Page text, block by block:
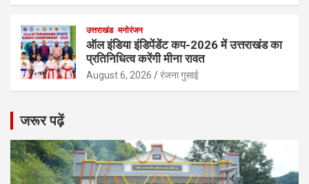
उत्तराखंड मनोरंजन
ऑल इंडिया इंडिपेंडेंट कप-2026 में उत्तराखंड का
प्रतिनिधित्व करेंगी मीना रावत
August 6, 2026 रंजना गुसाई
जरूर पढ़ें